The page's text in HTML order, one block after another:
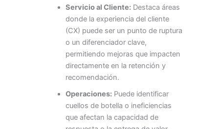
Servicio al Cliente:Destaca áreas
donde la experiencia del cliente
(CX) puede ser un punto de ruptura
o un diferenciador clave,
permitiendo mejoras que impacten
directamente en la retención y
recomendación.
Operaciones:Puede identificar
cuellos de botella o ineficiencias
que afectan la capacidad de